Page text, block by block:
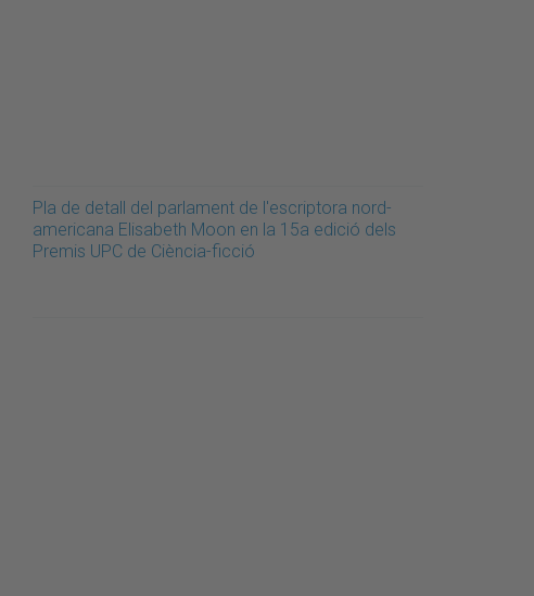
Pla de detall del parlament de l'escriptora nord-
americana Elisabeth Moon en la 15a edició dels
Premis UPC de Ciència-ficció